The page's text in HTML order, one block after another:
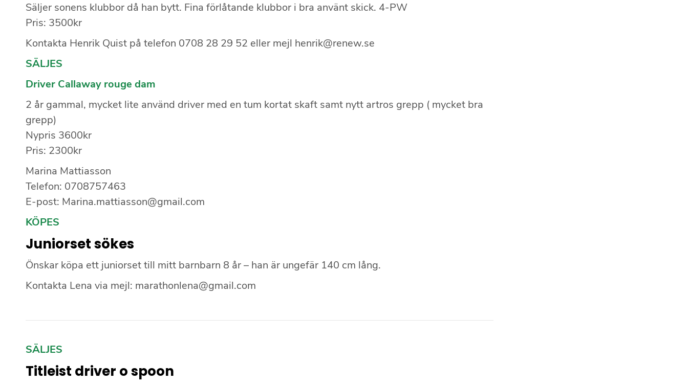
Säljer sonens klubbor då han bytt. Fina förlåtande klubbor i bra använt skick. 4-PW
Pris: 3500kr
Kontakta Henrik Quist på telefon 0708 28 29 52 eller mejl henrik@renew.se
SÄLJES
Driver Callaway rouge dam
2 år gammal, mycket lite använd driver med en tum kortat skaft samt nytt artros grepp ( mycket bra
grepp)
Nypris 3600kr
Pris: 2300kr
Marina Mattiasson
Telefon: 0708757463
E-post: Marina.mattiasson@gmail.com
KÖPES
Juniorset sökes
Önskar köpa ett juniorset till mitt barnbarn 8 år – han är ungefär 140 cm lång.
Kontakta Lena via mejl: marathonlena@gmail.com
SÄLJES
Titleist driver o spoon